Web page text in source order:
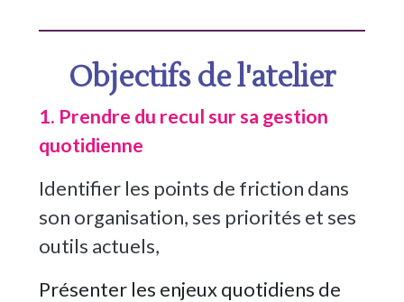
Objectifs de l'atelier
1. Prendre du recul sur sa gestion
quotidienne
Identifier les points de friction dans
son organisation, ses priorités et ses
outils actuels,
Présenter les enjeux quotidiens de